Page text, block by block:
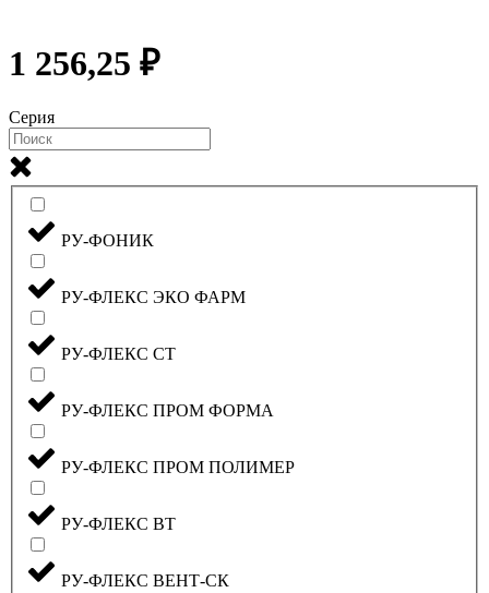
1 256,25 ₽
Серия
РУ-ФОНИК
РУ-ФЛЕКС ЭКО ФАРМ
РУ-ФЛЕКС СТ
РУ-ФЛЕКС ПРОМ ФОРМА
РУ-ФЛЕКС ПРОМ ПОЛИМЕР
РУ-ФЛЕКС ВТ
РУ-ФЛЕКС ВЕНТ-СК